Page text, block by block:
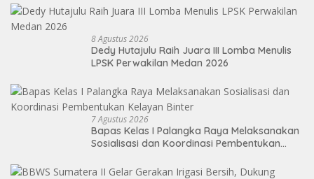
8 Agustus 2026
Dedy Hutajulu Raih Juara III Lomba Menulis
LPSK Perwakilan Medan 2026
7 Agustus 2026
Bapas Kelas I Palangka Raya Melaksanakan
Sosialisasi dan Koordinasi Pembentukan